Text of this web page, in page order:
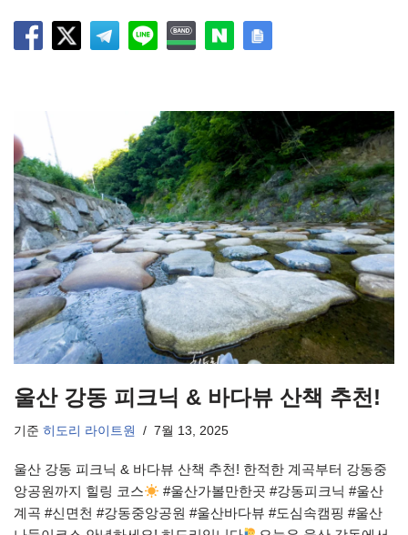
울산 강동 피크닉 & 바다뷰 산책 추천!
기준 히도리 라이트원 7월 13, 2025
울산 강동 피크닉 & 바다뷰 산책 추천! 한적한 계곡부터 강동중
앙공원까지 힐링 코스
#울산가볼만한곳 #강동피크닉 #울산
계곡 #신면천 #강동중앙공원 #울산바다뷰 #도심속캠핑 #울산